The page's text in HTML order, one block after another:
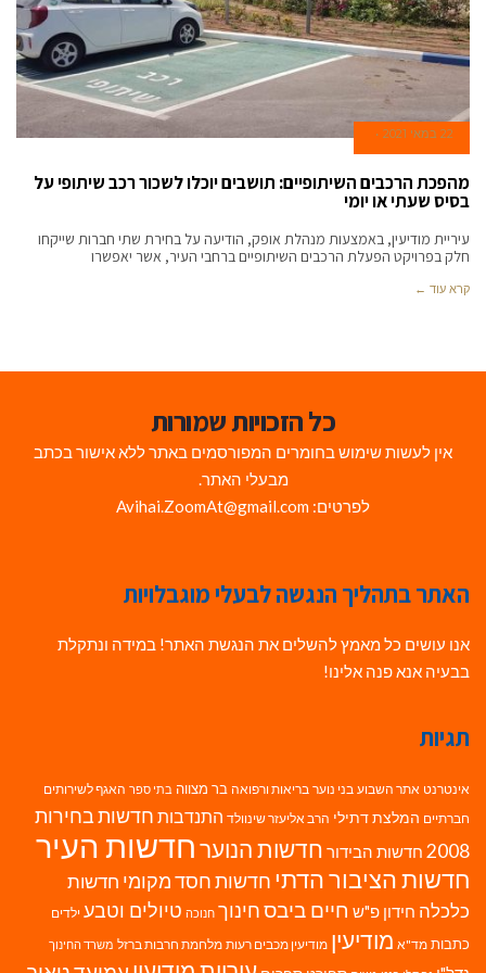
22 במאי 2021
מהפכת הרכבים השיתופיים: תושבים יוכלו לשכור רכב שיתופי על
בסיס שעתי או יומי
עיריית מודיעין, באמצעות מנהלת אופק, הודיעה על בחירת שתי חברות שייקחו
חלק בפרויקט הפעלת הרכבים השיתופיים ברחבי העיר, אשר יאפשרו
קרא עוד ←
כל הזכויות שמורות
אין לעשות שימוש בחומרים המפורסמים באתר ללא אישור בכתב
מבעלי האתר.
לפרטים: Avihai.ZoomAt@gmail.com
האתר בתהליך הנגשה לבעלי מוגבלויות
אנו עושים כל מאמץ להשלים את הנגשת האתר! במידה ונתקלת
בבעיה אנא פנה אלינו!
תגיות
אינטרנט אתר השבוע בני נוער בריאות ורפואה בר מצווה בתי ספר האגף לשירותים
חברתיים המלצת דתילי הרב אליעזר שינוולד התנדבות חדשות בחירות
2008 חדשות הבידור חדשות הנוערחדשות העיר
חדשות הציבור הדתי חדשות חסד מקומי חדשות
כלכלה חידון פ"ש חיים ביבסחינוך חנוכה טיולים וטבע ילדים
כתבות מד"א מודיעין מודיעין מכבים רעות מלחמת חרבות ברזל משרד החינוך